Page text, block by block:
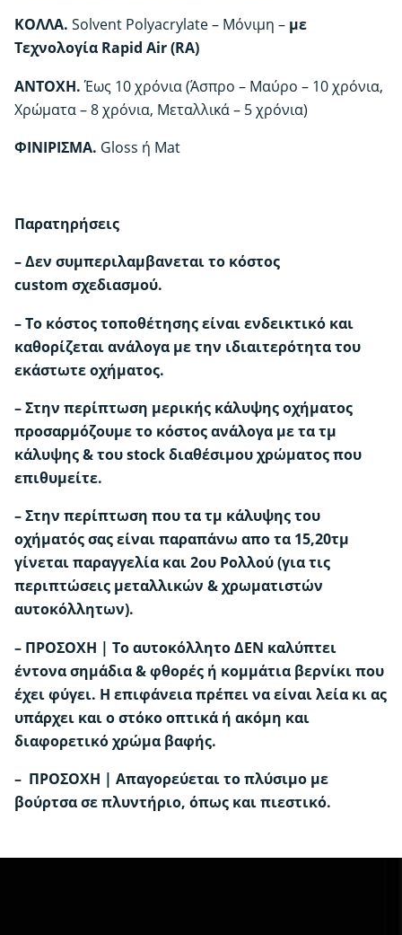
ΚΟΛΛΑ. Solvent Polyacrylate – Μόνιμη – με
Τεχνολογία Rapid Air (RA)
ΑΝΤΟΧΗ.Έως 10 χρόνια (Άσπρο – Μαύρο – 10 χρόνια,
Χρώματα – 8 χρόνια, Μεταλλικά – 5 χρόνια)
ΦΙΝΙΡΙΣΜΑ. Gloss ή Mat
Παρατηρήσεις
– Δεν συμπεριλαμβανεται το κόστος
custom σχεδιασμού.
– Το κόστος τοποθέτησης είναι ενδεικτικό και
καθορίζεται ανάλογα με την ιδιαιτερότητα του
εκάστωτε οχήματος.
–Στην περίπτωση μερικής κάλυψης οχήματος
προσαρμόζουμε το κόστος ανάλογα με τα τμ
κάλυψης & του stock διαθέσιμου χρώματος που
επιθυμείτε.
– Στην περίπτωση που τα τμ κάλυψης του
οχήματός σας είναι παραπάνω απο τα 15,20τμ
γίνεται παραγγελία και 2ου Ρολλού (για τις
περιπτώσεις μεταλλικών & χρωματιστών
αυτοκόλλητων).
– ΠΡΟΣΟΧΗ | Tο αυτοκόλλητο ΔΕΝ καλύπτει
έντονα σημάδια & φθορές ή κομμάτια βερνίκι που
έχει φύγει. Η επιφάνεια πρέπει να είναι λεία κι ας
υπάρχει και ο στόκο οπτικά ή ακόμη και
διαφορετικό χρώμα βαφής.
– ΠΡΟΣΟΧΗ | Απαγορεύεται το πλύσιμο με
βούρτσα σε πλυντήριο, όπως και πιεστικό.